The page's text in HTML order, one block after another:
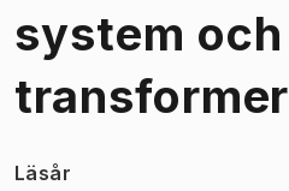
system och
transformer
Läsår